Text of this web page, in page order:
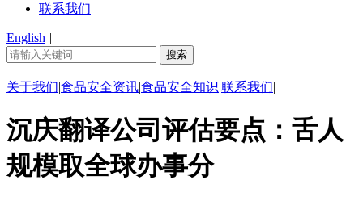
联系我们
English |
关于我们|食品安全资讯|食品安全知识|联系我们|
沉庆翻译公司评估要点：舌人
规模取全球办事分